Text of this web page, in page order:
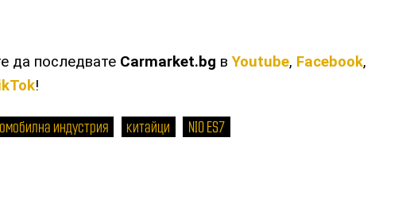
да последвате Carmarket.bg вYoutube, Facebook,
!
индустрия китайци NIO ES7